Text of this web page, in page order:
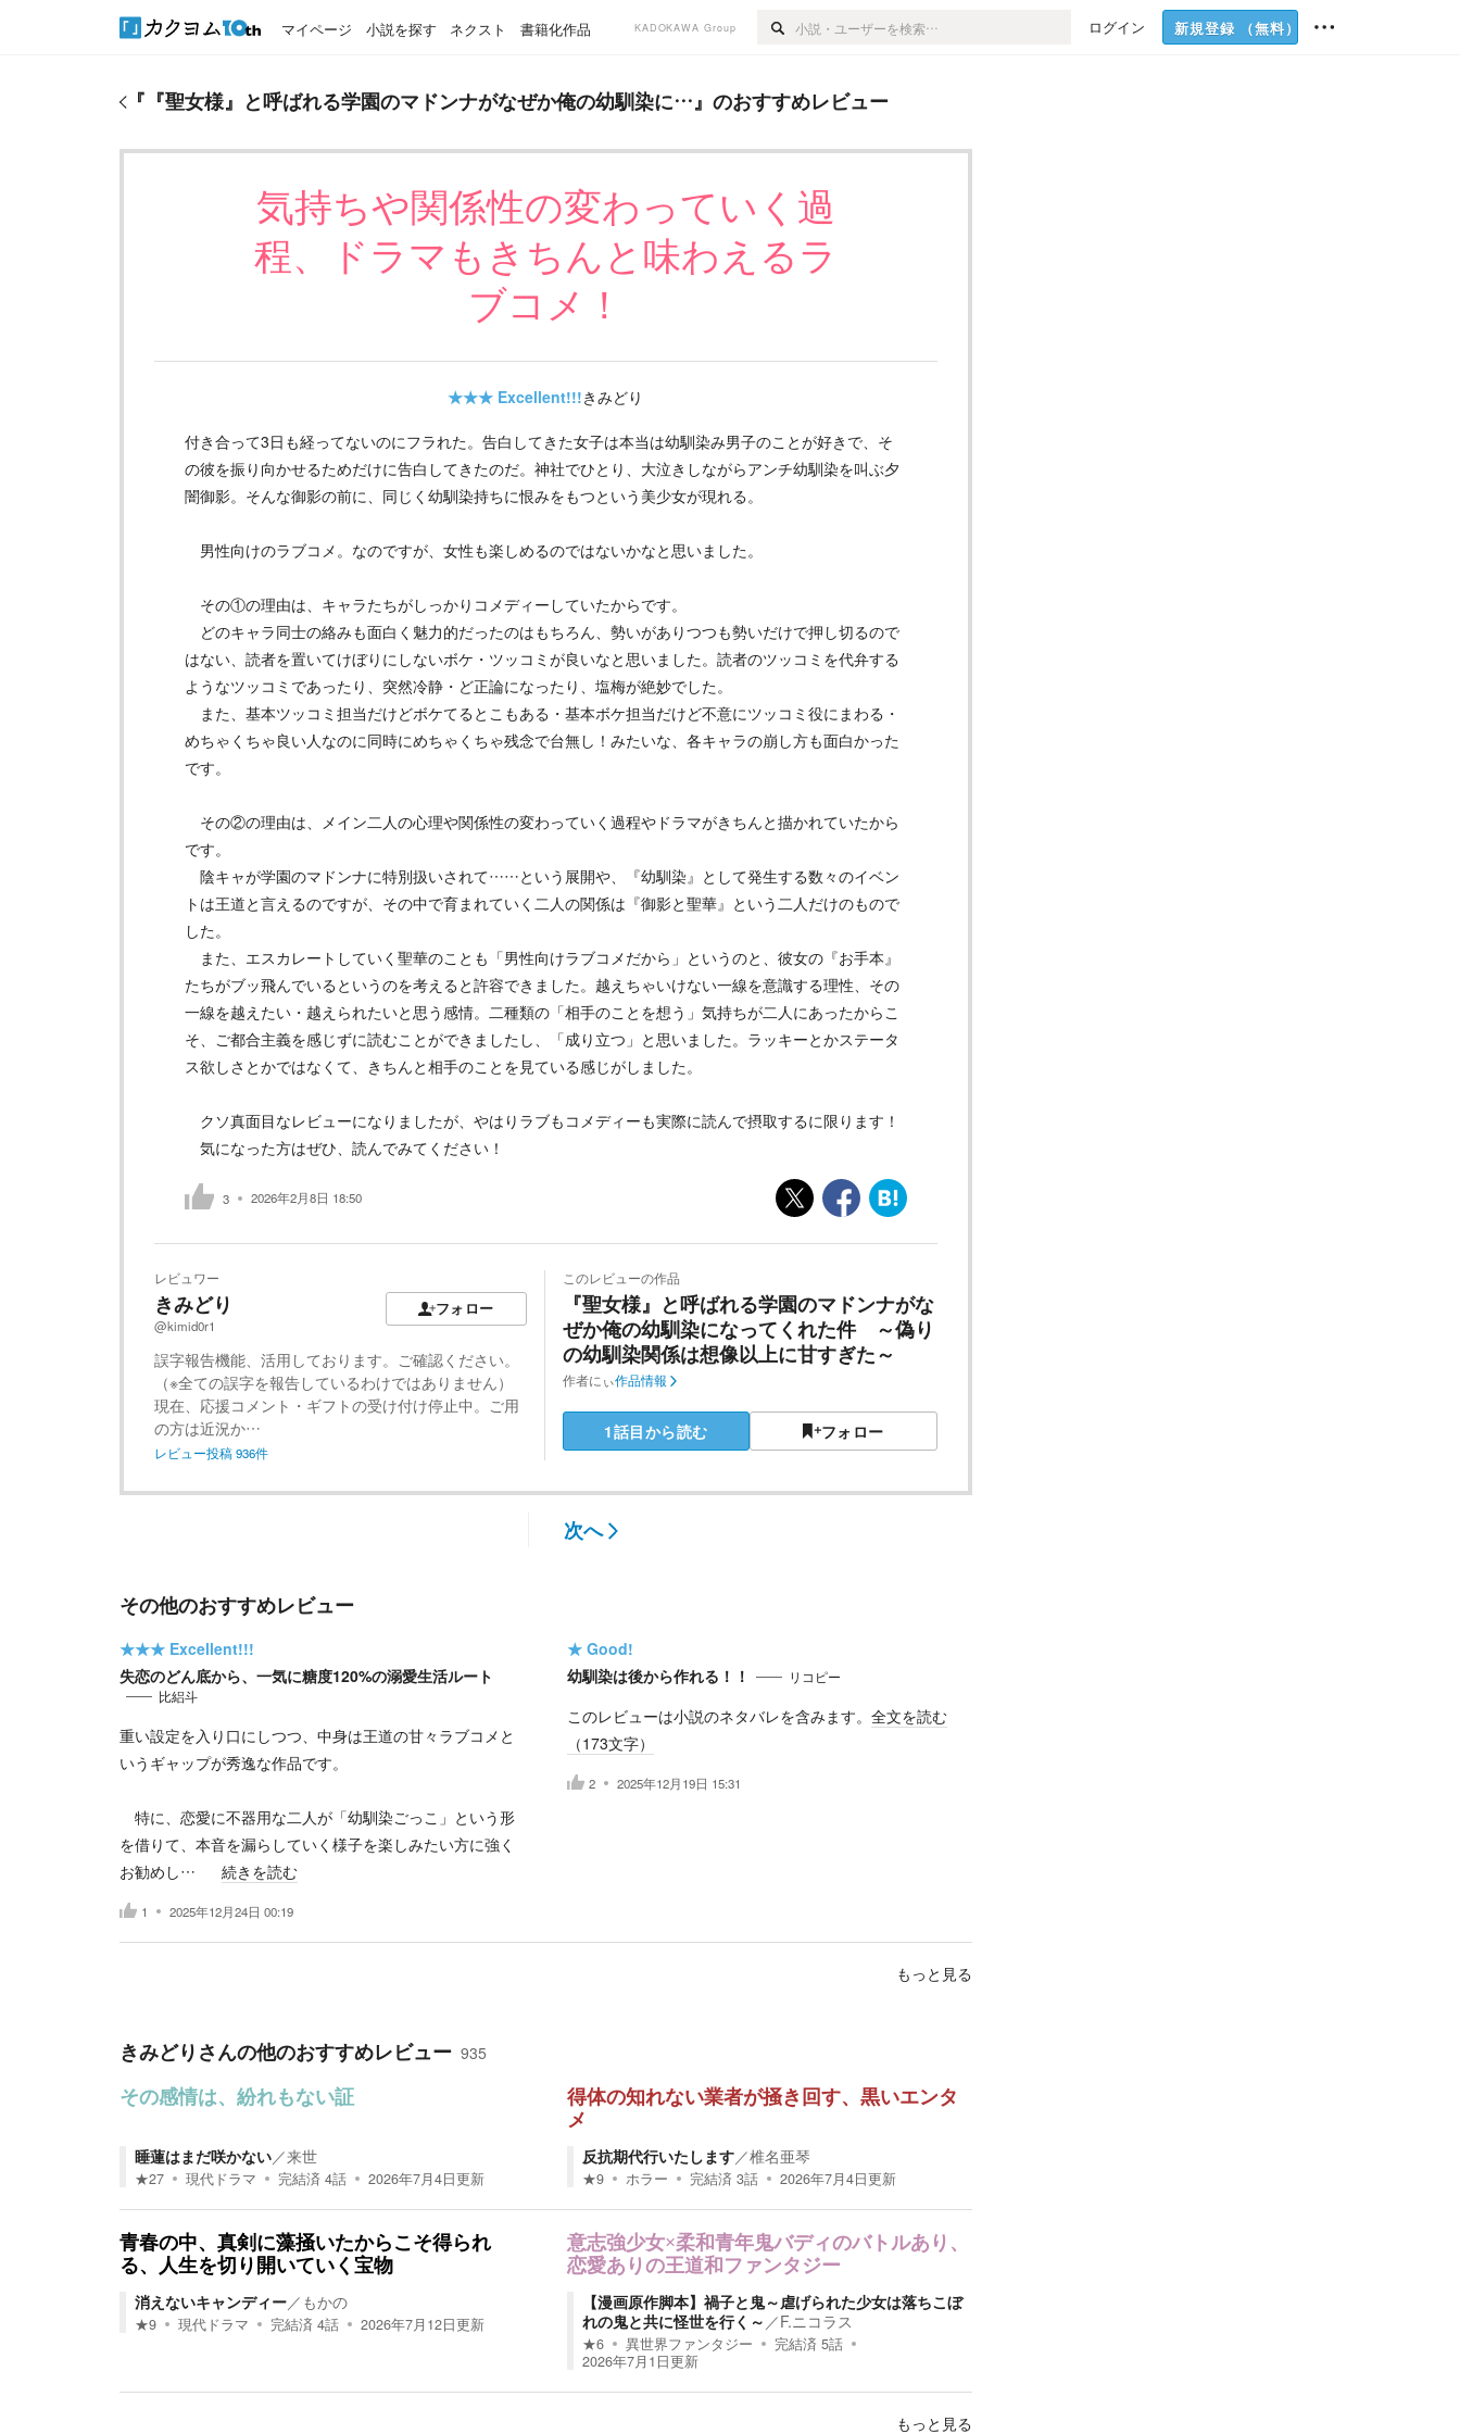
マイページ 小説を探す ネクスト 書籍化作品 KADOKAWA Group ログイン 新規登録 （無料）
『 『聖女様』と呼ばれる学園のマドンナがなぜか俺の幼馴染に…』のおすすめレビュー
気持ちや関係性の変わっていく過
程、ドラマもきちんと味わえるラ
ブコメ！
★★★ Excellent!!!きみどり
付き合って3日も経ってないのにフラれた。告白してきた女子は本当は幼馴染み男子のことが好きで、そ
の彼を振り向かせるためだけに告白してきたのだ。神社でひとり、大泣きしながらアンチ幼馴染を叫ぶ夕
闇御影。そんな御影の前に、同じく幼馴染持ちに恨みをもつという美少女が現れる。
男性向けのラブコメ。なのですが、女性も楽しめるのではないかなと思いました。
その①の理由は、キャラたちがしっかりコメディーしていたからです。
どのキャラ同士の絡みも面白く魅力的だったのはもちろん、勢いがありつつも勢いだけで押し切るので
はない、読者を置いてけぼりにしないボケ・ツッコミが良いなと思いました。読者のツッコミを代弁する
ようなツッコミであったり、突然冷静・ど正論になったり、塩梅が絶妙でした。
また、基本ツッコミ担当だけどボケてるとこもある・基本ボケ担当だけど不意にツッコミ役にまわる・
めちゃくちゃ良い人なのに同時にめちゃくちゃ残念で台無し！みたいな、各キャラの崩し方も面白かった
です。
その②の理由は、メイン二人の心理や関係性の変わっていく過程やドラマがきちんと描かれていたから
です。
陰キャが学園のマドンナに特別扱いされて……という展開や、『幼馴染』として発生する数々のイベン
トは王道と言えるのですが、その中で育まれていく二人の関係は『御影と聖華』という二人だけのもので
した。
また、エスカレートしていく聖華のことも「男性向けラブコメだから」というのと、彼女の『お手本』
たちがブッ飛んでいるというのを考えると許容できました。越えちゃいけない一線を意識する理性、その
一線を越えたい・越えられたいと思う感情。二種類の「相手のことを想う」気持ちが二人にあったからこ
そ、ご都合主義を感じずに読むことができましたし、「成り立つ」と思いました。ラッキーとかステータ
ス欲しさとかではなくて、きちんと相手のことを見ている感じがしました。
クソ真面目なレビューになりましたが、やはりラブもコメディーも実際に読んで摂取するに限ります！
気になった方はぜひ、読んでみてください！
3 2026年2月8日 18:50
レビュワー
きみどり
@kimid0r1
フォロー
誤字報告機能、活用しております。ご確認ください。
（※全ての誤字を報告しているわけではありません）
現在、応援コメント・ギフトの受け付け停止中。ご用
の方は近況か…
レビュー投稿936件
このレビューの作品
『聖女様』と呼ばれる学園のマドンナがな
ぜか俺の幼馴染になってくれた件 ～偽り
の幼馴染関係は想像以上に甘すぎた～
作者にぃ作品情報
1話目から読む フォロー
次へ
その他のおすすめレビュー
★★★ Excellent!!!
失恋のどん底から、一気に糖度120%の溺愛生活ルート
比絽斗
重い設定を入り口にしつつ、中身は王道の甘々ラブコメと
いうギャップが秀逸な作品です。
特に、恋愛に不器用な二人が「幼馴染ごっこ」という形
を借りて、本音を漏らしていく様子を楽しみたい方に強く
お勧めし…
続きを読む
1 2025年12月24日 00:19
★ Good!
幼馴染は後から作れる！！
リコピー
このレビューは小説のネタバレを含みます。 全文を読む
（173文字）
2 2025年12月19日 15:31
もっと見る
きみどりさんの他のおすすめレビュー 935
その感情は、紛れもない証
睡蓮はまだ咲かない／来世
★27 現代ドラマ 完結済 4話 2026年7月4日更新
得体の知れない業者が掻き回す、黒いエンタ
メ
反抗期代行いたします／椎名亜琴
★9 ホラー 完結済 3話 2026年7月4日更新
青春の中、真剣に藻掻いたからこそ得られ
る、人生を切り開いていく宝物
消えないキャンディー／ もかの
★9 現代ドラマ 完結済 4話 2026年7月12日更新
意志強少女×柔和青年鬼バディのバトルあり、
恋愛ありの王道和ファンタジー
【漫画原作脚本】禍子と鬼～虐げられた少女は落ちこぼ
れの鬼と共に怪世を行く～ ／F.ニコラス
★6 異世界ファンタジー 完結済 5話
2026年7月1日更新
もっと見る